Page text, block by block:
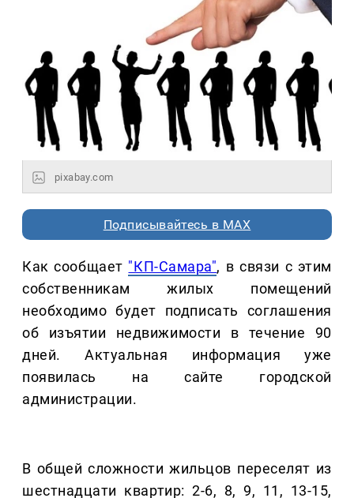
pixabay.com
Подписывайтесь в MAX
Как сообщает "КП-Самара", в связи с этим
собственникам жилых помещений
необходимо будет подписать соглашения
об изъятии недвижимости в течение 90
дней. Актуальная информация уже
появилась на сайте городской
администрации.
В общей сложности жильцов переселят из
шестнадцати квартир: 2-6, 8, 9, 11, 13-15,